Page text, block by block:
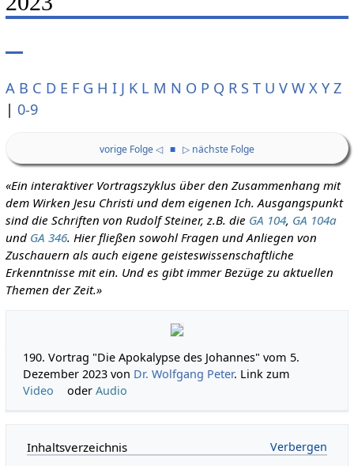
A B C D E F G H I J K L M N O P Q R S T U V W X Y Z
| 0-9
vorige Folge ◁ ■ ▷ nächste Folge
«Ein interaktiver Vortragszyklus über den Zusammenhang mit
dem Wirken Jesu Christi und dem eigenen Ich. Ausgangspunkt
sind die Schriften von Rudolf Steiner, z.B. die GA 104, GA 104a
und GA 346. Hier fließen sowohl Fragen und Anliegen von
Zuschauern als auch eigene geisteswissenschaftliche
Erkenntnisse mit ein. Und es gibt immer Bezüge zu aktuellen
Themen der Zeit.»
190. Vortrag "Die Apokalypse des Johannes" vom 5.
Dezember 2023 von Dr. Wolfgang Peter. Link zum
Video
oderAudio
Inhaltsverzeichnis